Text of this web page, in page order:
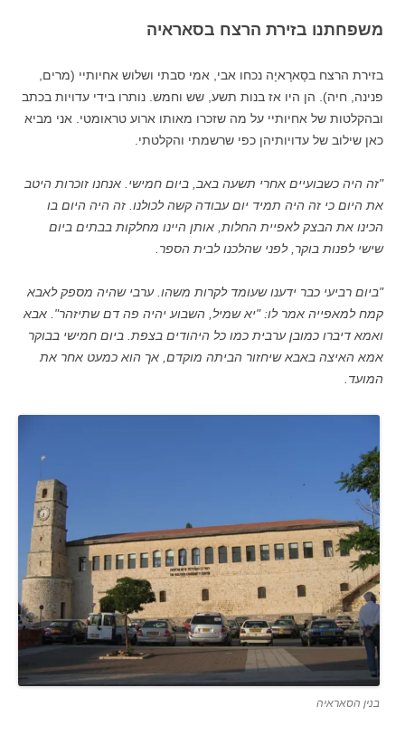
משפחתנו בזירת הרצח בסאראיה
בזירת הרצח בסָארָאיָה נכחו אבי, אמי סבתי ושלוש אחיותיי (מרים,
פנינה, חיה). הן היו אז בנות תשע, שש וחמש. נותרו בידי עדויות בכתב
ובהקלטות של אחיותיי על מה שזכרו מאותו ארוע טראומטי. אני מביא
כאן שילוב של עדויותיהן כפי שרשמתי והקלטתי.
"זה היה כשבועיים אחרי תשעה באב, ביום חמישי. אנחנו זוכרות היטב
את היום כי זה היה תמיד יום עבודה קשה לכולנו. זה היה היום בו
הכינו את הבצק לאפיית החלות, אותן היינו מחלקות בבתים ביום
שישי לפנות בוקר, לפני שהלכנו לבית הספר.
"ביום רביעי כבר ידענו שעומד לקרות משהו. ערבי שהיה מספק לאבא
קמח למאפייה אמר לו: "יא שמיל, השבוע יהיה פה דם שתיזהר". אבא
ואמא דיברו כמובן ערבית כמו כל היהודים בצפת. ביום חמישי בבוקר
אמא האיצה באבא שיחזור הביתה מוקדם, אך הוא כמעט אחר את
המועד.
בנין הסאראיה